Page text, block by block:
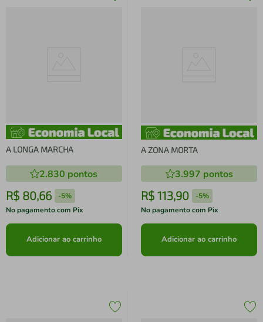
A LONGA MARCHA
2.830 pontos
R$ 80,66 -5%
No pagamento com Pix
Adicionar ao carrinho
A ZONA MORTA
3.997 pontos
R$ 113,90 -5%
No pagamento com Pix
Adicionar ao carrinho